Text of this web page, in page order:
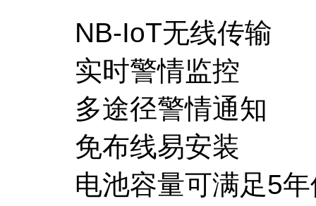
NB-IoT无线传输
实时警情监控
多途径警情通知
免布线易安装
电池容量可满足5年